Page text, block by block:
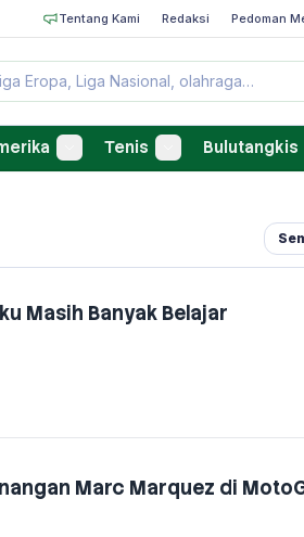
Tentang Kami Redaksi Pedoman
Tenis Bulutangkis
Masih Banyak Belajar
Marc Marquez di